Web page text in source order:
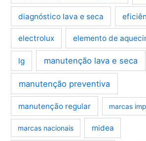
diagnóstico lava e seca
electrolux elemento de
lg manutenção lava e seca
manutenção preventiva
manutenção regular marcas
marcas nacionais midea